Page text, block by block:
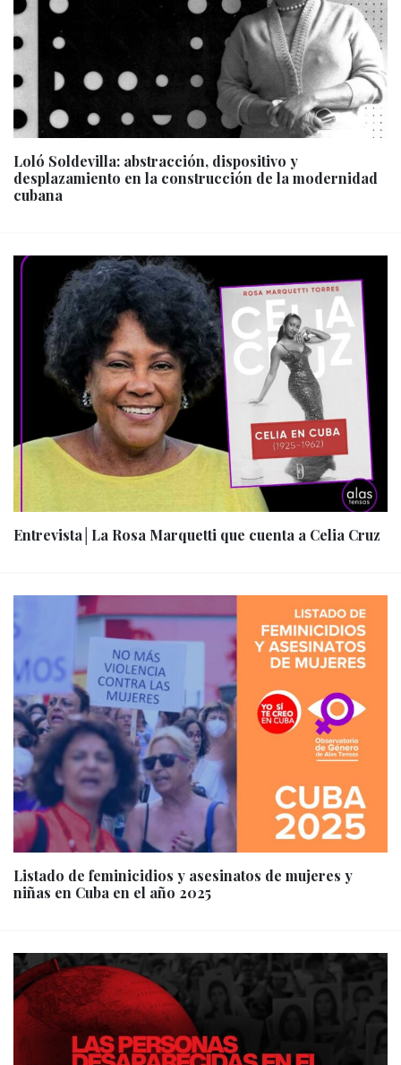
Loló Soldevilla: abstracción, dispositivo y
desplazamiento en la construcción de la modernidad
cubana
Entrevista│La Rosa Marquetti que cuenta a Celia Cruz
Listado de feminicidios y asesinatos de mujeres y
niñas en Cuba en el año 2025